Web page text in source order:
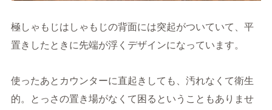
極しゃもじはしゃもじの背面には突起がついていて、平
置きしたときに先端が浮くデザインになっています。
使ったあとカウンターに直起きしても、汚れなくて衛生
的。とっさの置き場がなくて困るということもありませ